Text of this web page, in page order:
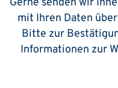
mit Ihren Daten
Bitte zur
Informationen zur